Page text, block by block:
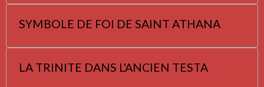
SYMBOLE DE FOI DE SAINT ATHANA
LA TRINITE DANS L'ANCIEN TESTA